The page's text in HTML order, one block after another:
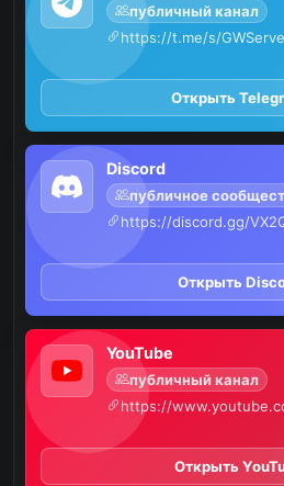
публичный канал
https://t.me/s/
Открыть
Discord
публичное
https://discord.gg/
Открыть
YouTube
публичный канал
https://
Открыть